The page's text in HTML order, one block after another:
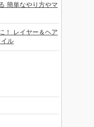
簡単なやり方やマ
！ レイヤー＆ヘア
ル